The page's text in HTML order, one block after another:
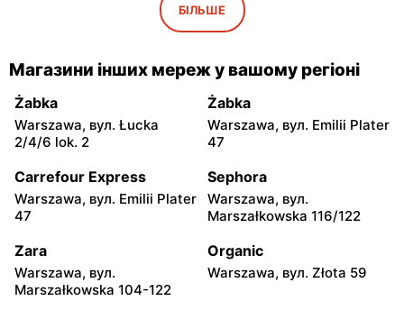
Warszawa, вул. Wałbrzyska
Warszawa, вул. Puławska
246
Triumph
Ostrobramska 75C
Triumph
Warszawa, вул.
Grochowska 93
Triumph Triumph
Czerwca 1976 Roku 6
Triumph
Zgrupowania AK Kampinos
15
Triumph
15
Triumph
БІЛЬШЕ
Магазини інших мереж у вашому регіоні
Żabka
Warszawa, вул. Łucka
2/4/6 lok. 2
Żabka
Warszawa, вул. Emilii Plater
47
Carrefour Express
Warszawa, вул. Emilii Plater
47
Sephora
Warszawa, вул.
Marszałkowska 116/122
Zara
Warszawa, вул.
Marszałkowska 104-122
Organic
Warszawa, вул. Złota 59